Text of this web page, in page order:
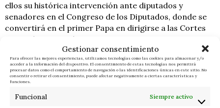
Gestionar consentimiento
Para ofrecer las mejores experiencias, utilizamos tecnologías como las cookies para almacenar y/o
acceder a la información del dispositivo. El consentimiento de estas tecnologías nos permitirá
procesar datos como el comportamiento de navegación o las identificaciones únicas en este sitio. No
consentir o retirar el consentimiento, puede afectar negativamente a ciertas características y
funciones.
Funcional Siempre activo
ellos su histórica intervención ante diputados y
senadores en el Congreso de los Diputados, donde se
convertirá en el primer Papa en dirigirse a las Cortes
Generales españolas.
F. I. ÚLTIMAS NOTICIAS